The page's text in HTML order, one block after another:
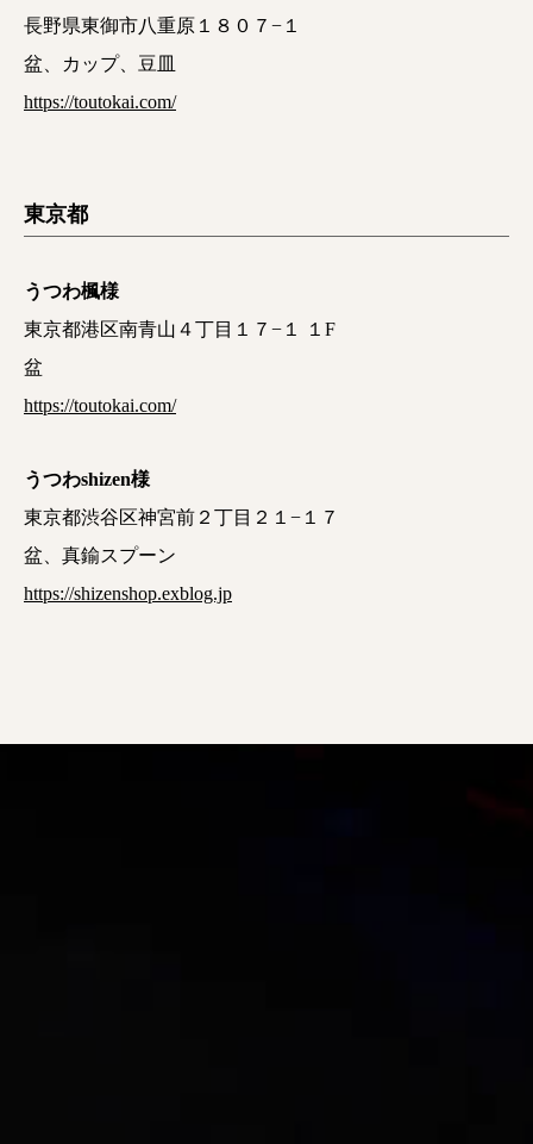
長野県東御市八重原１８０７−１
盆、カップ、豆皿
https://toutokai.com/
東京都
うつわ楓様
東京都港区南青山４丁目１７−１ １F
盆
https://toutokai.com/
うつわshizen様
東京都渋谷区神宮前２丁目２１−１７
盆、真鍮スプーン
https://shizenshop.exblog.jp